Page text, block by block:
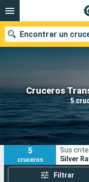
Cruceros
5
Encontrar un
Nuestros destinos
Fecha de salida
Puertos
5
cruceros
Sus
Silver
Filtrar